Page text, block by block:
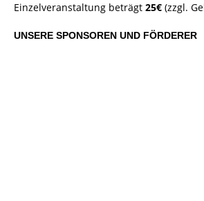
Einzelveranstaltung beträgt 25€ (zzgl.
UNSERE SPONSOREN UND FÖRDERER